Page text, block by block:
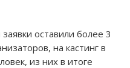
оставили более 3
на кастинг в
из них в итоге